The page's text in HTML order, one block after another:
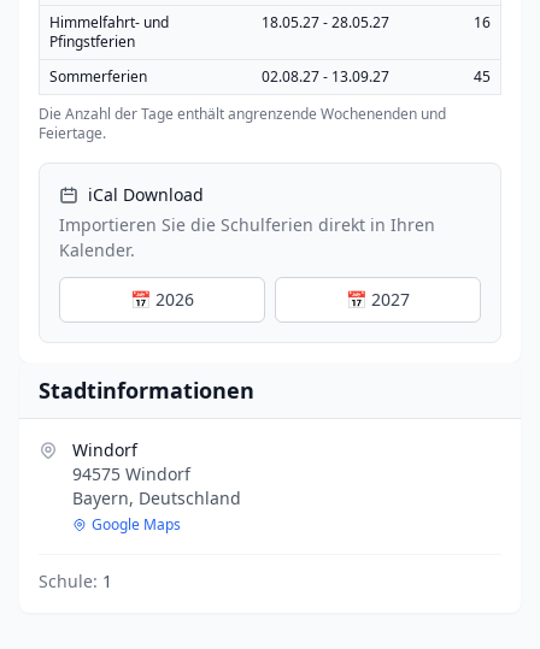
Himmelfahrt- und
Pfingstferien
18.05.27 - 28.05.27 16
Sommerferien 02.08.27 - 13.09.27
45
Die Anzahl der Tage enthält angrenzende Wochenenden und
Feiertage.
iCal Download
Importieren Sie die Schulferien direkt in Ihren
Kalender.
📅 2026 📅 2027
Stadtinformationen
Windorf
94575 Windorf
Bayern, Deutschland
Google Maps
Schule: 1